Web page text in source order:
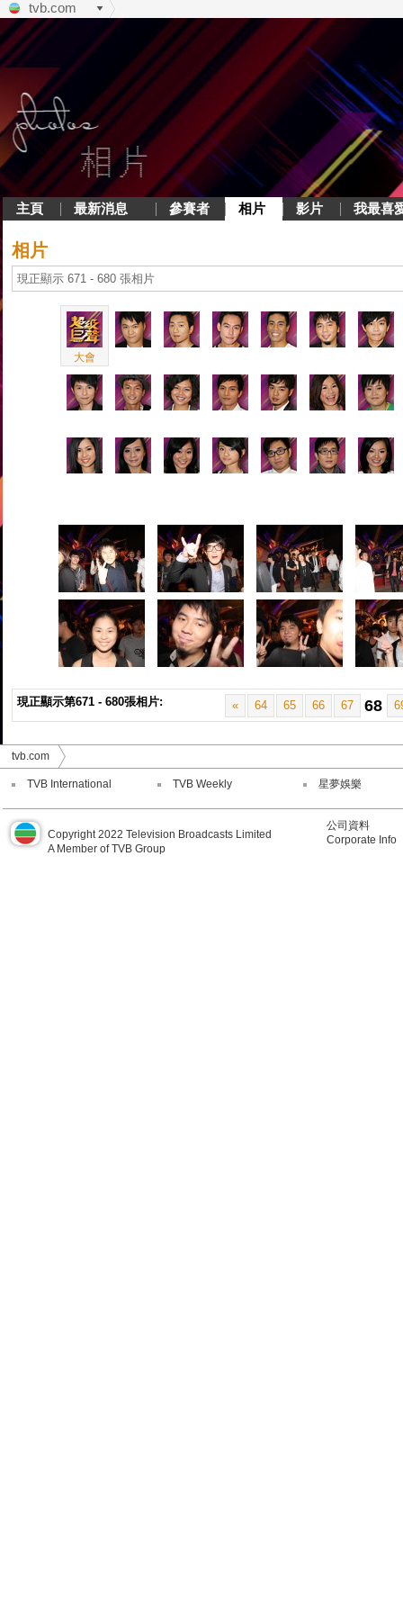
tvb.com
主頁 最新消息 參賽者 相片 影片 我最喜
相片
現正顯示 671 - 680 張相片
大會
現正顯示第671 - 680張相片: « 64 65 66 67 68
tvb.com
TVB International TVB Weekly 星夢娛樂
Copyright 2022 Television Broadcasts Limited
A Member of TVB Group
公司資料
Corporate Info